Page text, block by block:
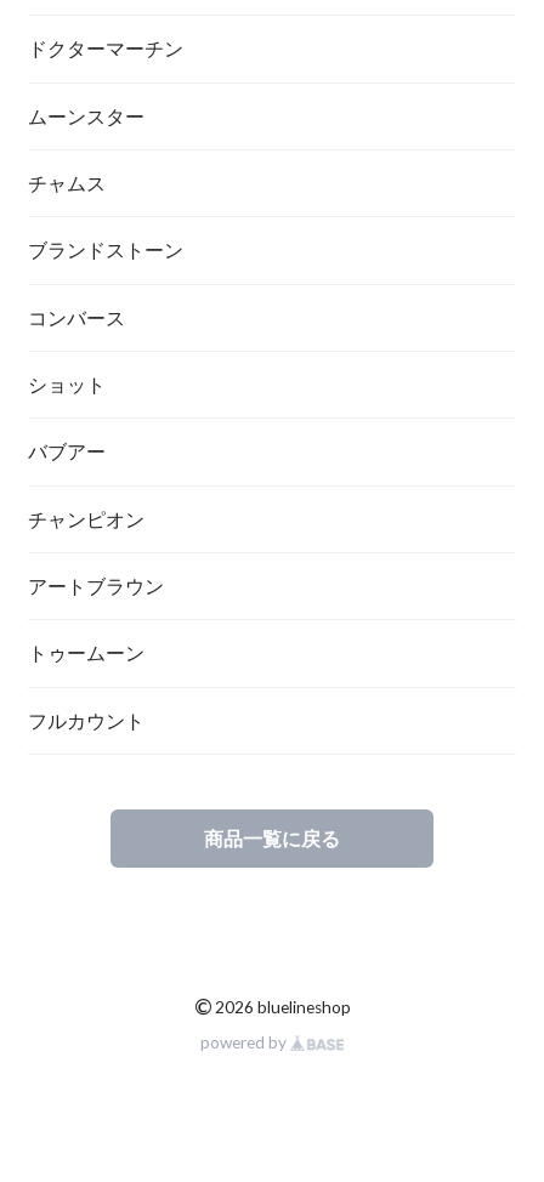
ドクターマーチン
ムーンスター
チャムス
ブランドストーン
コンバース
ショット
バブアー
チャンピオン
アートブラウン
トゥームーン
フルカウント
商品一覧に戻る
© 2026 bluelineshop
powered by